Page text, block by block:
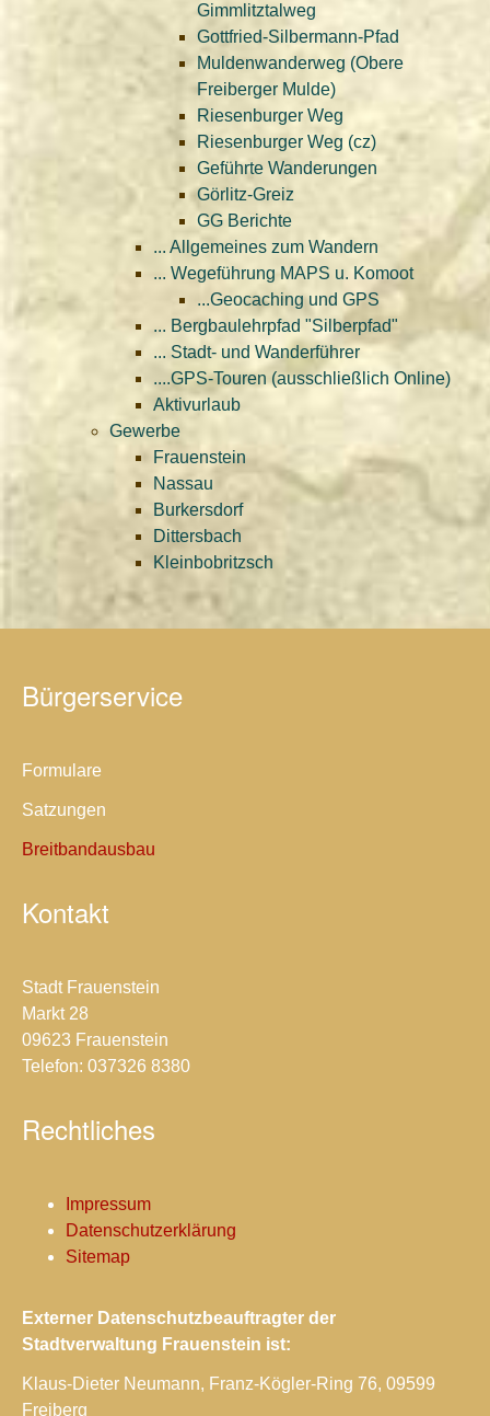
Gimmlitztalweg
Gottfried-Silbermann-Pfad
Muldenwanderweg (Obere
Freiberger Mulde)
Riesenburger Weg
Riesenburger Weg (cz)
Geführte Wanderungen
Görlitz-Greiz
GG Berichte
... Allgemeines zum Wandern
... Wegeführung MAPS u. Komoot
...Geocaching und GPS
... Bergbaulehrpfad "Silberpfad"
... Stadt- und Wanderführer
....GPS-Touren (ausschließlich Online)
Aktivurlaub
Gewerbe
Frauenstein
Nassau
Burkersdorf
Dittersbach
Kleinbobritzsch
Bürgerservice
Formulare
Satzungen
Breitbandausbau
Kontakt
Stadt Frauenstein
Markt 28
09623 Frauenstein
Telefon: 037326 8380
Rechtliches
Impressum
Datenschutzerklärung
Sitemap
Externer Datenschutzbeauftragter der
Stadtverwaltung Frauenstein ist:
Klaus-Dieter Neumann, Franz-Kögler-Ring 76, 09599
Freiberg